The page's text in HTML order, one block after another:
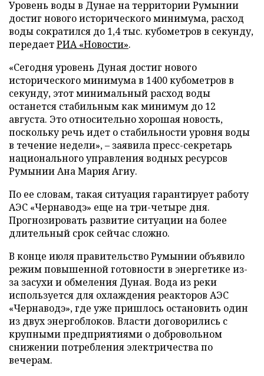
Уровень воды в Дунае на территории Румынии
достиг нового исторического минимума, расход
воды сократился до 1,4 тыс. кубометров в секунду,
передаетРИА «Новости».
«Сегодня уровень Дуная достиг нового
исторического минимума в 1400 кубометров в
секунду, этот минимальный расход воды
останется стабильным как минимум до 12
августа. Это относительно хорошая новость,
поскольку речь идет о стабильности уровня воды
в течение недели», – заявила пресс-секретарь
национального управления водных ресурсов
Румынии Ана Мария Агиу.
По ее словам, такая ситуация гарантирует работу
АЭС «Чернаводэ» еще на три-четыре дня.
Прогнозировать развитие ситуации на более
длительный срок сейчас сложно.
В конце июля правительство Румынии объявило
режим повышенной готовности в энергетике из-
за засухи и обмеления Дуная. Вода из реки
используется для охлаждения реакторов АЭС
«Чернаводэ», где уже пришлось остановить один
из двух энергоблоков. Власти договорились с
крупными предприятиями о добровольном
снижении потребления электричества по
вечерам.